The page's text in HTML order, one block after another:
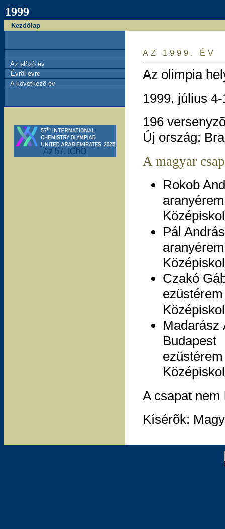
1999
Kezdõlap
Az elõzõ év
Évrõl-évre
A következõ év
Az 57. IChO
AZ 1999. ÉV
Az olimpia
1999. július 4-
196
Új ország:
A magyar
Rokob
Pál
Czakó
Madarász
Budapest
A csapat
Kísérõk: